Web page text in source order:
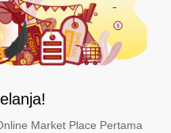
Market Place Pertama